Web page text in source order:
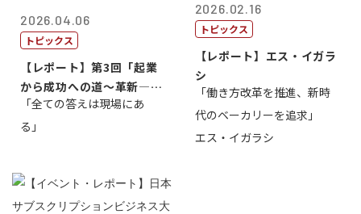
2026.04.06
トピックス
【レポート】第3回「起業
から成功への道～革新―挑
戦の先にある...
「全ての答えは現場にあ
る」
2026.02.16
トピックス
【レポート】エス・イガラ
シ
「働き方改革を推進、新時
代のベーカリーを追求」
エス・イガラシ